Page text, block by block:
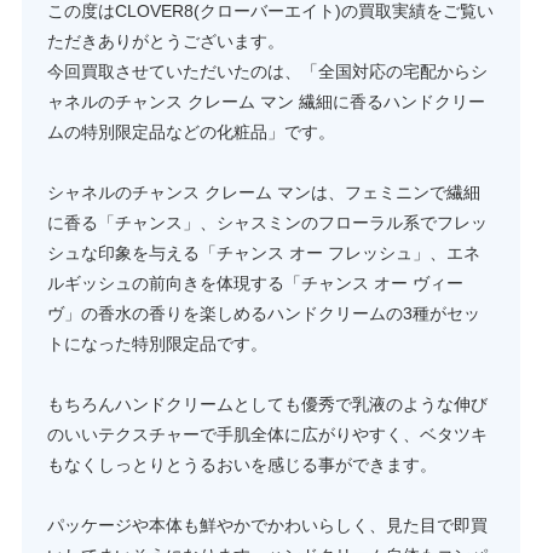
この度はCLOVER8(クローバーエイト)の買取実績をご覧い
ただきありがとうございます。
今回買取させていただいたのは、「全国対応の宅配からシ
ャネルのチャンス クレーム マン 繊細に香るハンドクリー
ムの特別限定品などの化粧品」です。
シャネルのチャンス クレーム マンは、フェミニンで繊細
に香る「チャンス」、シャスミンのフローラル系でフレッ
シュな印象を与える「チャンス オー フレッシュ」、エネ
ルギッシュの前向きを体現する「チャンス オー ヴィー
ヴ」の香水の香りを楽しめるハンドクリームの3種がセッ
トになった特別限定品です。
もちろんハンドクリームとしても優秀で乳液のような伸び
のいいテクスチャーで手肌全体に広がりやすく、ベタツキ
もなくしっとりとうるおいを感じる事ができます。
パッケージや本体も鮮やかでかわいらしく、見た目で即買